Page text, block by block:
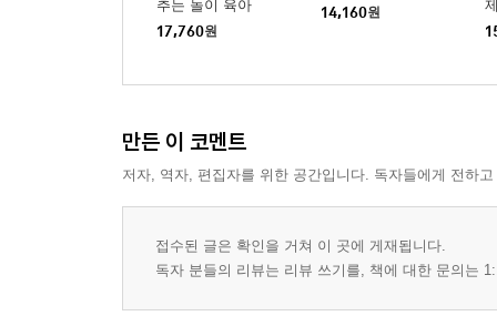
추는 놀이 육아
17,760원
14,160원
만든 이 코멘트
저자, 역자, 편집자를 위한 공간입니다. 독자들에게 전하
접수된 글은 확인을 거쳐 이 곳에 게재됩니다.
독자 분들의 리뷰는 리뷰 쓰기를, 책에 대한 문의는